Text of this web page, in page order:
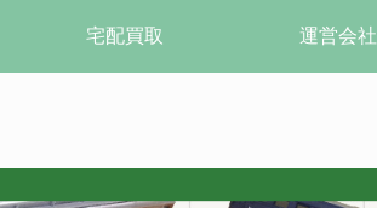
宅配買取 運営会社